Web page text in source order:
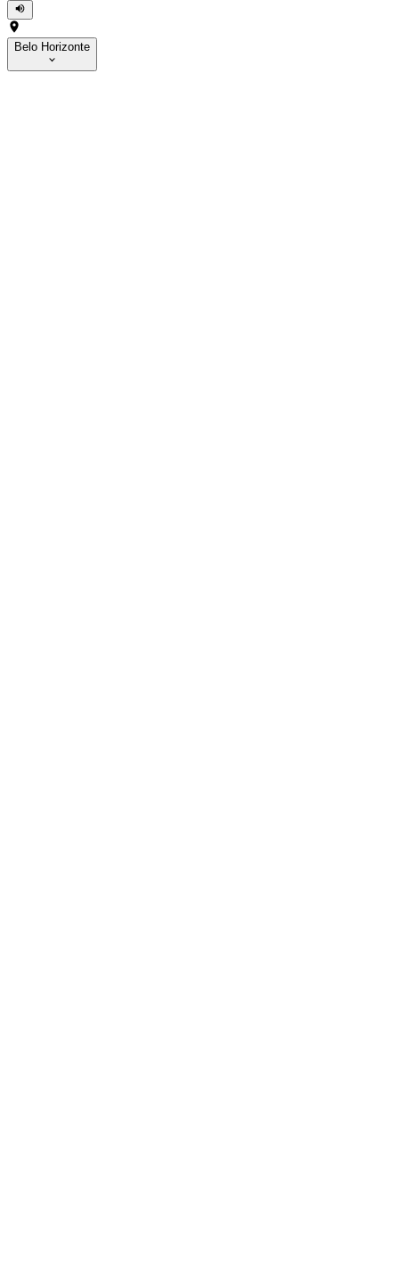
Belo Horizonte